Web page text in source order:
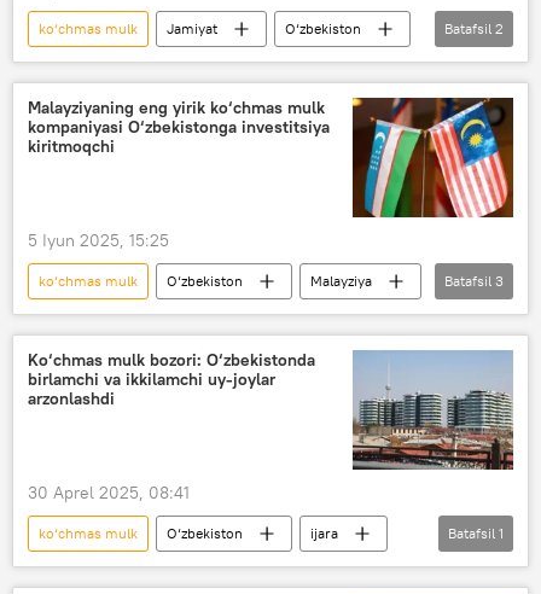
ko‘chmas mulk Jamiyat
O‘zbekiston
ijara
Milliy statistika qo‘mitasi
Batafsil 2
Malayziyaning eng yirik ko‘chmas mulk
kompaniyasi O‘zbekistonga investitsiya
kiritmoqchi
5 Iyun 2025, 15:25
ko‘chmas mulk O‘zbekiston
Malayziya
hamkorlik
investitsiya
uchrashuv
Batafsil 3
Ko‘chmas mulk bozori: O‘zbekistonda
birlamchi va ikkilamchi uy-joylar
arzonlashdi
30 Aprel 2025, 08:41
ko‘chmas mulk O‘zbekiston
ijara
Iqtisod
Batafsil 1